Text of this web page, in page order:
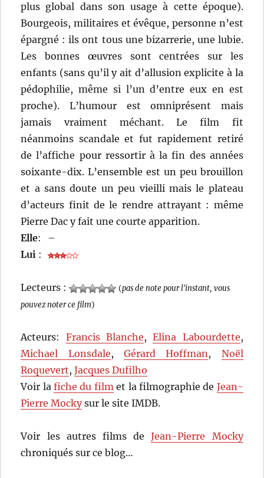
plus global dans son usage à cette époque).
Bourgeois, militaires et évêque, personne n’est
épargné : ils ont tous une bizarrerie, une lubie.
Les bonnes œuvres sont centrées sur les
enfants (sans qu’il y ait d’allusion explicite à la
pédophilie, même si l’un d’entre eux en est
proche). L’humour est omniprésent mais
jamais vraiment méchant. Le film fit
néanmoins scandale et fut rapidement retiré
de l’affiche pour ressortir à la fin des années
soixante-dix. L’ensemble est un peu brouillon
et a sans doute un peu vieilli mais le plateau
d’acteurs finit de le rendre attrayant : même
Pierre Dac y fait une courte apparition.
Elle:
–
Lui :
Lecteurs : (pas de note pour l'instant, vous
pouvez noter ce film)
Acteurs: Francis Blanche,Elina Labourdette,
Michael Lonsdale,Gérard Hoffman, Noël
Roquevert,Jacques Dufilho
Voir lafiche du filmet la filmographie de Jean-
Pierre Mockysur le site IMDB.
Voir les autres films deJean-Pierre Mocky
chroniqués sur ce blog…